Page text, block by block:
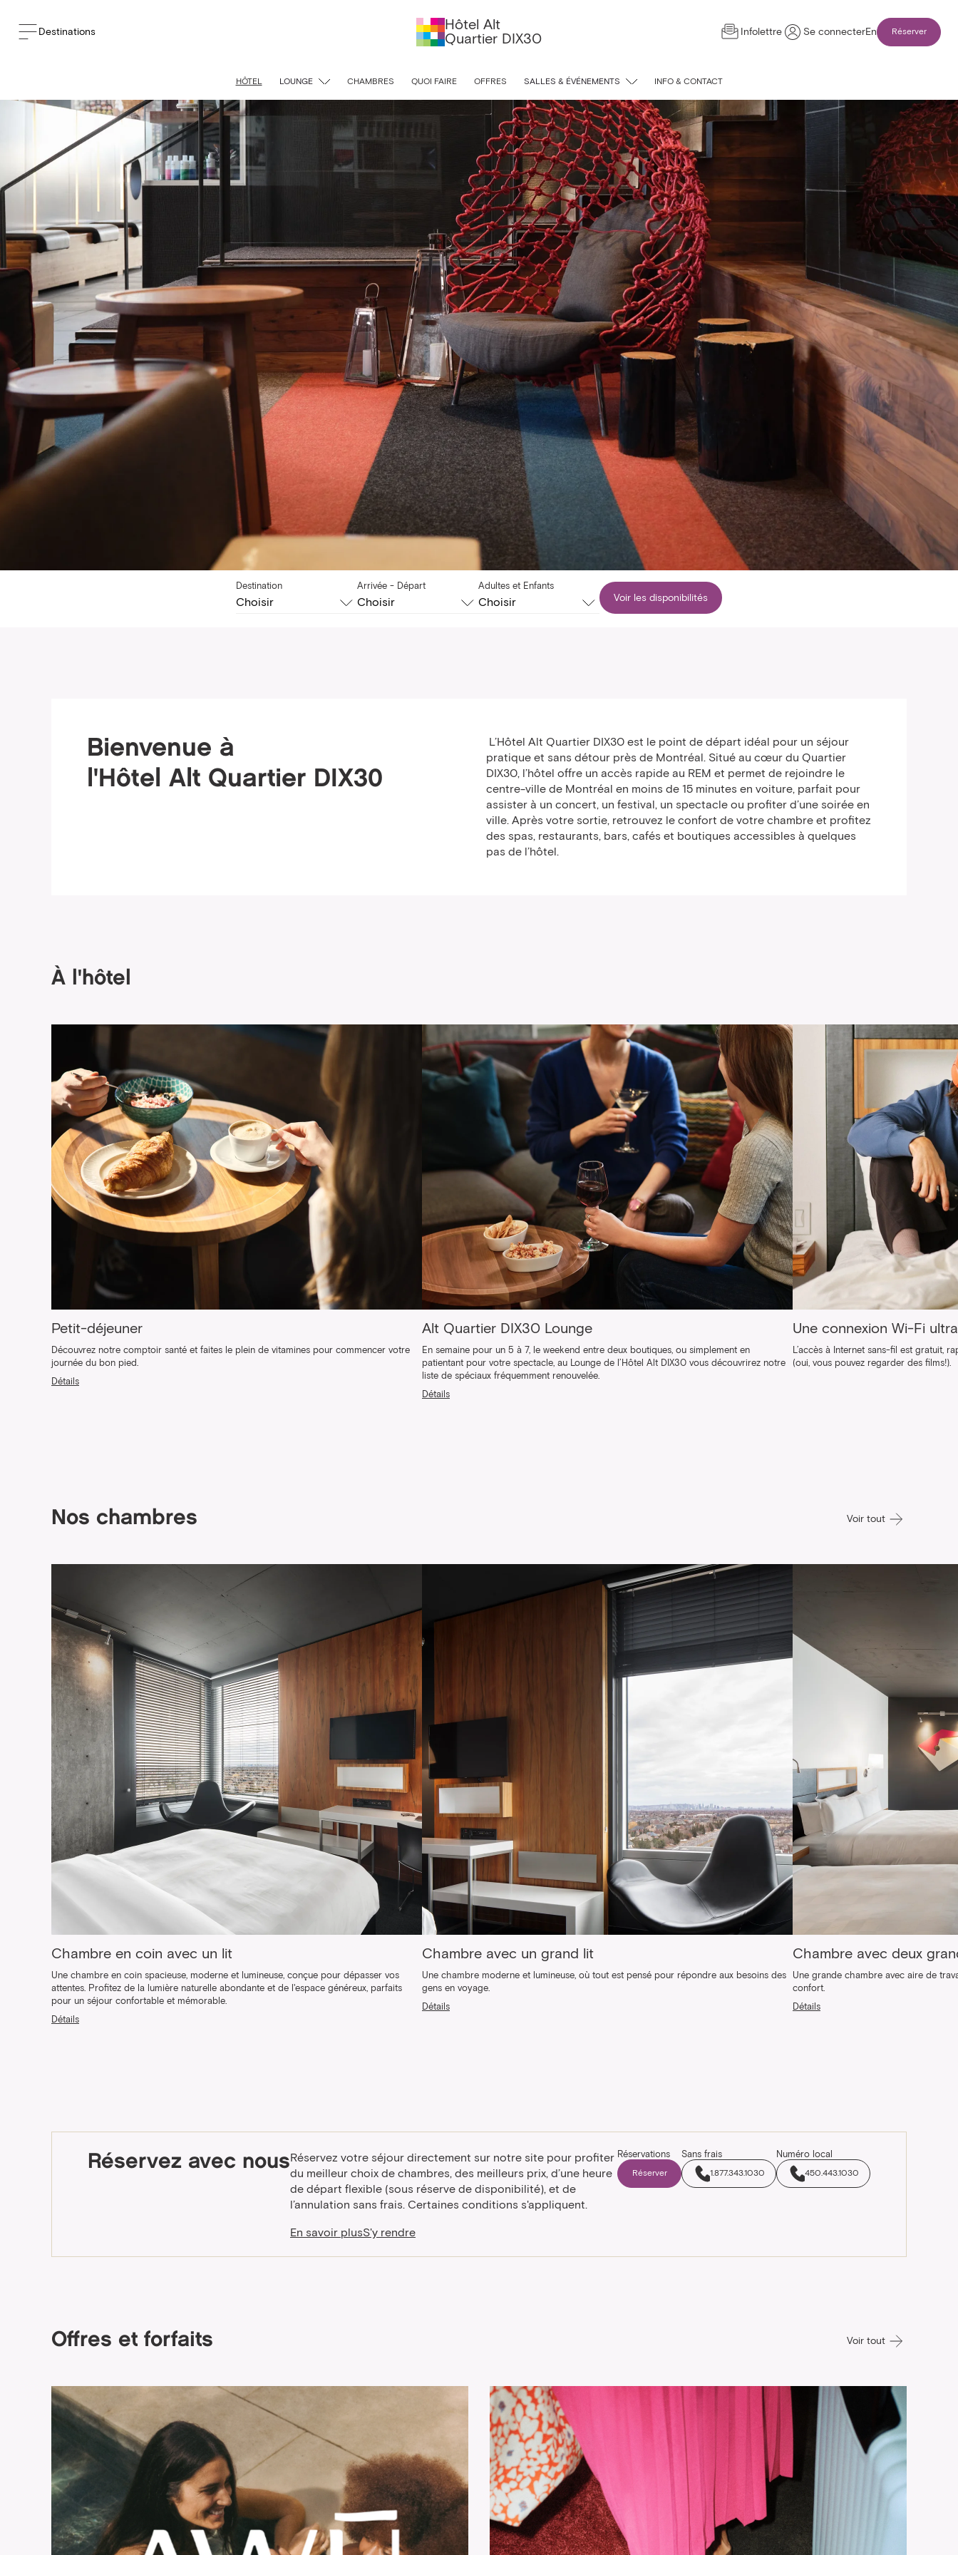
Destinations
Hôtel Alt
Quartier DIX30
Infolettre Se connecterEn Réserver
HÔTEL LOUNGE CHAMBRES QUOI FAIRE OFFRES SALLES & ÉVÉNEMENTS INFO & CONTACT
Destination
Choisir
Arrivée - Départ
Choisir
Adultes et Enfants
Choisir Voir les disponibilités
Bienvenue à
l'Hôtel Alt Quartier DIX30
L’Hôtel Alt Quartier DIX30 est le point de départ idéal pour un séjour
pratique et sans détour près de Montréal. Situé au cœur du Quartier
DIX30, l’hôtel offre un accès rapide au REM et permet de rejoindre le
centre-ville de Montréal en moins de 15 minutes en voiture, parfait pour
assister à un concert, un festival, un spectacle ou profiter d’une soirée en
ville. Après votre sortie, retrouvez le confort de votre chambre et profitez
des spas, restaurants, bars, cafés et boutiques accessibles à quelques
pas de l’hôtel.
À l'hôtel
Petit-déjeuner
Découvrez notre comptoir santé et faites le plein de vitamines pour commencer votre
journée du bon pied.
Détails
Alt Quartier DIX30 Lounge
En semaine pour un 5 à 7, le weekend entre deux boutiques, ou simplement en
patientant pour votre spectacle, au Lounge de l’Hôtel Alt DIX30 vous découvrirez notre
liste de spéciaux fréquemment renouvelée.
Détails
Une connexion Wi-Fi
L’accès à Internet sans-fil est gratuit,
(oui, vous pouvez regarder des films!).
Nos chambres Voir tout
Chambre en coin avec un lit
Une chambre en coin spacieuse, moderne et lumineuse, conçue pour dépasser vos
attentes. Profitez de la lumière naturelle abondante et de l'espace généreux, parfaits
pour un séjour confortable et mémorable.
Détails
Chambre avec un grand lit
Une chambre moderne et lumineuse, où tout est pensé pour répondre aux besoins des
gens en voyage.
Détails
Chambre avec deux
Une grande chambre avec aire de
confort.
Détails
Réservez avec nousRéservez votre séjour directement sur notre site pour profiter
du meilleur choix de chambres, des meilleurs prix, d’une heure
de départ flexible (sous réserve de disponibilité), et de
l’annulation sans frais. Certaines conditions s'appliquent.
En savoir plusS'y rendre
Réservations
Réserver
Sans frais
1.877.343.1030
Numéro local
450.443.1030
Offres et forfaits Voir tout